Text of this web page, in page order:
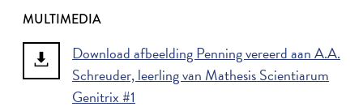
MULTIMEDIA
Download afbeelding Penning vereerd aan A.A.
Schreuder, leerling van Mathesis Scientiarum
Genitrix #1